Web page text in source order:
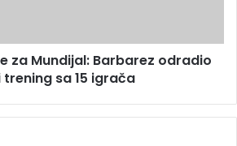
za Mundijal: Barbarez odradio
trening sa 15 igrača